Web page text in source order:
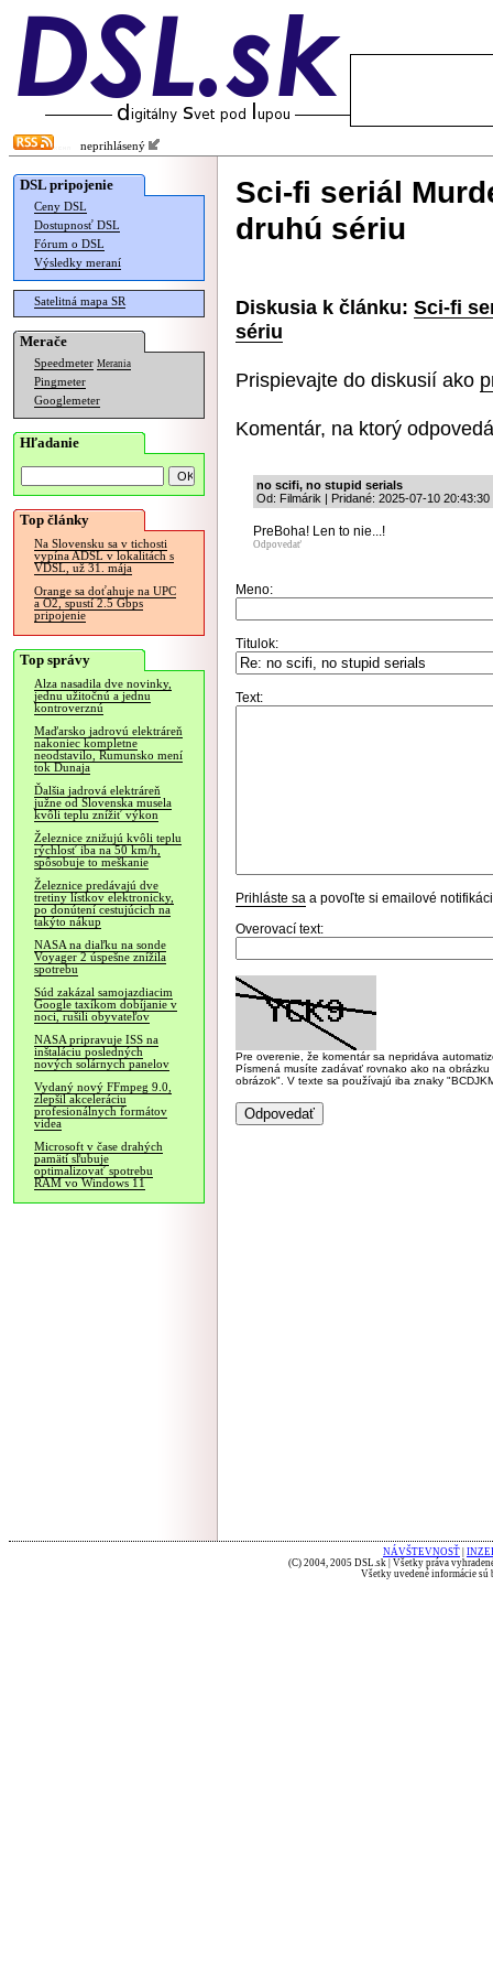
neprihlásený
DSL pripojenie
Ceny DSL
Dostupnosť DSL
Fórum o DSL
Výsledky meraní
Satelitná mapa SR
Merače
Speedmeter Merania
Pingmeter
Googlemeter
Hľadanie
Top články
Na Slovensku sa v tichosti
vypína ADSL v lokalitách s
VDSL, už 31. mája
Orange sa doťahuje na UPC
a O2, spustí 2.5 Gbps
pripojenie
Top správy
Alza nasadila dve novinky,
jednu užitočnú a jednu
kontroverznú
Maďarsko jadrovú elektráreň
nakoniec kompletne
neodstavilo, Rumunsko mení
tok Dunaja
Ďalšia jadrová elektráreň
južne od Slovenska musela
kvôli teplu znížiť výkon
Železnice znižujú kvôli teplu
rýchlosť iba na 50 km/h,
spôsobuje to meškanie
Železnice predávajú dve
tretiny lístkov elektronicky,
po donútení cestujúcich na
takýto nákup
NASA na diaľku na sonde
Voyager 2 úspešne znížila
spotrebu
Súd zakázal samojazdiacim
Google taxíkom dobíjanie v
noci, rušili obyvateľov
NASA pripravuje ISS na
inštaláciu posledných
nových solárnych panelov
Vydaný nový FFmpeg 9.0,
zlepšil akceleráciu
profesionálnych formátov
videa
Microsoft v čase drahých
pamätí sľubuje
optimalizovať spotrebu
RAM vo Windows 11
Sci-fi seriál
druhú sériu
Diskusia k článku: Sci-fi
sériu
Prispievajte do diskusií ako
Komentár, na ktorý
no scifi, no stupid serials
Od: Filmárik | Pridané: 2025-07-10 20:43:30
PreBoha! Len to nie...!
Odpovedať
Meno:
Titulok:
Text:
Prihláste sa a povoľte si emailové
Overovací text:
Pre overenie, že komentár sa nepridáva
Písmená musíte zadávať rovnako ako na
obrázok". V texte sa používajú iba znaky
NÁVŠTEVNOSŤ
(C) 2004, 2005 DSL.sk | Všetky práva
Všetky uvedené informácie sú